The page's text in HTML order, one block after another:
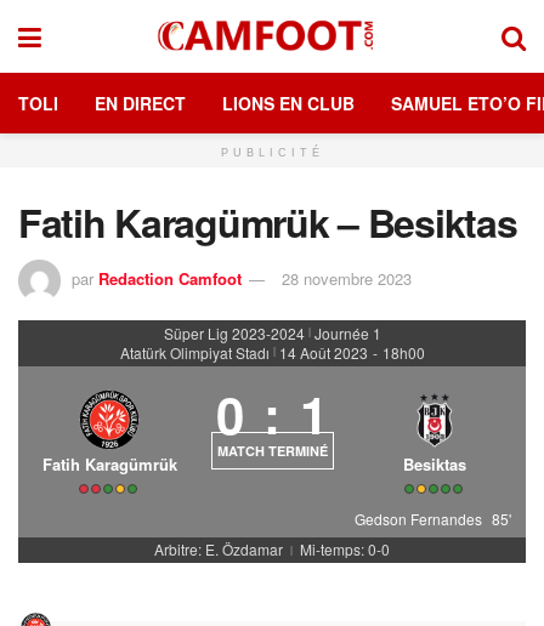
TOLI EN DIRECT LIONS EN CLUB SAMUEL ETO’O
PUBLICITÉ
Fatih Karagümrük – Besiktas
par Redaction Camfoot 28 novembre 2023
Süper Lig 2023-2024 | Journée 1
Atatürk Olimpiyat Stadı | 14 Août 2023 - 18h00
Fatih Karagümrük
0 : 1
MATCH TERMINÉ
Besiktas
Gedson Fernandes 85'
Arbitre: E. Özdamar | Mi-temps: 0-0